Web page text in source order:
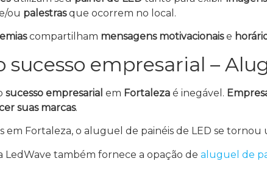
ou palestrasque ocorrem no local.
compartilham mensagens motivacionaise
sucesso empresarial –
sucesso empresarial em Fortaleza é inegável.
suas marcas.
em Fortaleza, o aluguel de painéis de LED se
LedWave também fornece a opação de aluguel de